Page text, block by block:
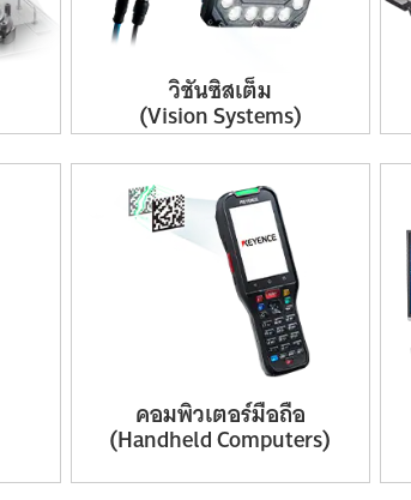
วิชันซิสเต็ม
(Vision Systems)
คอมพิวเตอร์มือถือ
(HandheldComputers)